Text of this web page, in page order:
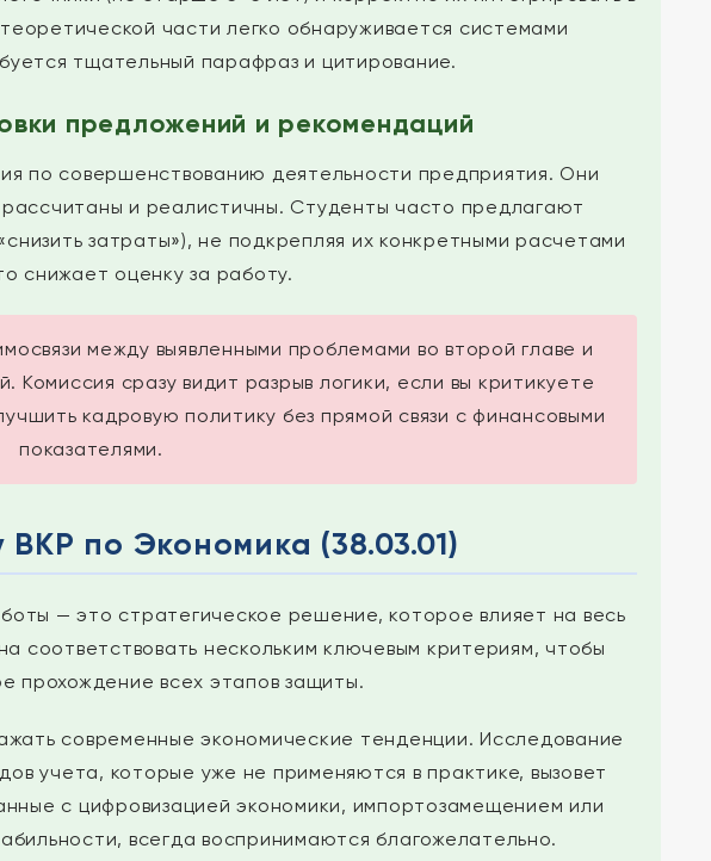
части легко обнаруживается системами
тщательный парафраз и цитирование.
предложений и рекомендаций
по совершенствованию деятельности предприятия. Они
и реалистичны. Студенты часто предлагают
затраты»), не подкрепляя их конкретными расчетами
снижает оценку за работу.
между выявленными проблемами во второй главе и
сразу видит разрыв логики, если вы критикуете
кадровую политику без прямой связи с финансовыми
показателями.
по Экономика (38.03.01)
— это стратегическое решение, которое влияет на весь
соответствовать нескольким ключевым критериям, чтобы
прохождение всех этапов защиты.
современные экономические тенденции. Исследование
учета, которые уже не применяются в практике, вызовет
с цифровизацией экономики, импортозамещением или
всегда воспринимаются благожелательно.